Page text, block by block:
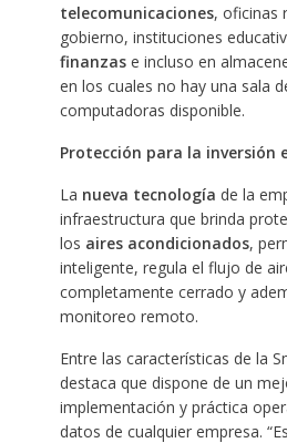
telecomunicaciones, oficinas
gobierno, instituciones
finanzase incluso en
en los cuales no hay una sala
computadoras disponible.
Protección para la inversión
La nueva tecnología de la
infraestructura que brinda
los aires acondicionados,
inteligente, regula el flujo de
completamente cerrado y
monitoreo remoto.
Entre las características de la
destaca que dispone de un
implementación y práctica
datos de cualquier empresa.